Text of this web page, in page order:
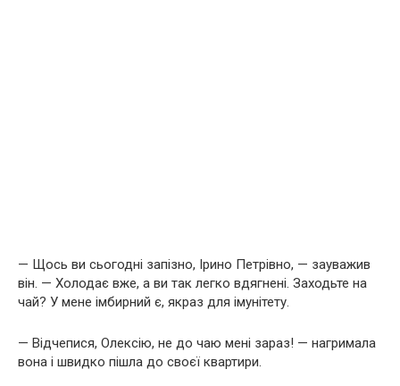
— Щось ви сьогодні запізно, Ірино Петрівно, — зауважив
він. — Холодає вже, а ви так легко вдягнені. Заходьте на
чай? У мене імбирний є, якраз для імунітету.
— Відчепися, Олексію, не до чаю мені зараз! — нагримала
вона і швидко пішла до своєї квартири.